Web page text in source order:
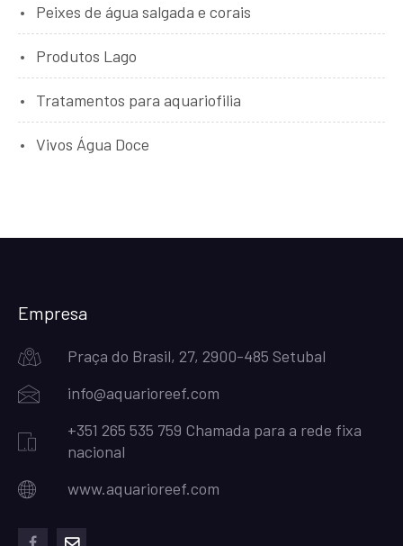
Peixes de água salgada e corais
Produtos Lago
Tratamentos para aquariofilia
Vivos Água Doce
Empresa
Praça do Brasil, 27, 2900-485 Setubal
info@aquarioreef.com
+351 265 535 759 Chamada para a rede fixa
nacional
www.aquarioreef.com